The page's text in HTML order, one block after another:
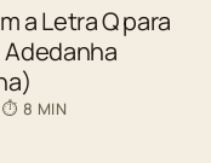
a Letra Q para
⏱ 8 MIN